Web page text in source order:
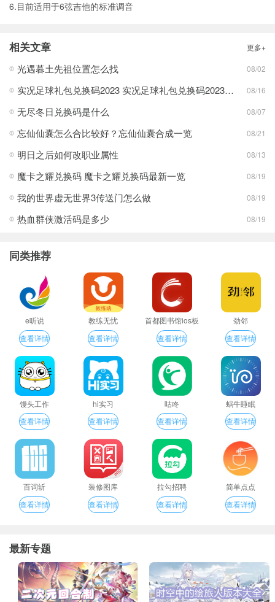
6.目前适用于6弦吉他的标准调音
相关文章 更多+
光遇暮土先祖位置怎么找 08/02
实况足球礼包兑换码2023 实况足球礼包兑换码2023最新一览 08/16
无尽冬日兑换码是什么 08/07
忘仙仙囊怎么合比较好？忘仙仙囊合成一览 08/21
明日之后如何改职业属性 08/13
魔卡之耀兑换码 魔卡之耀兑换码最新一览 08/19
我的世界虚无世界3传送门怎么做 08/19
热血群侠激活码是多少 08/19
同类推荐
e听说
查看详情
教练无忧
查看详情
首都图书馆ios板
查看详情
劲邻
查看详情
馒头工作
查看详情
hi实习
查看详情
咕咚
查看详情
蜗牛睡眠
查看详情
百词斩
查看详情
装修图库
查看详情
拉勾招聘
查看详情
简单点点
查看详情
最新专题